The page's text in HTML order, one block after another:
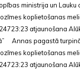
ministrija un Lauku
koplietošanas
atjaunošana
Annas pagastā
koplietošanas
atjaunošana